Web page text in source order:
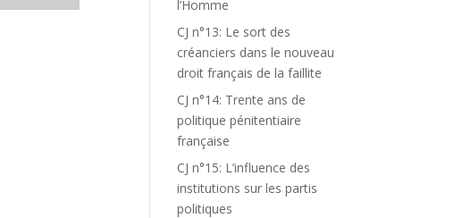
l’Homme
CJ n°13: Le sort des
créanciers dans le nouveau
droit français de la faillite
CJ n°14: Trente ans de
politique pénitentiaire
française
CJ n°15: L’influence des
institutions sur les partis
politiques